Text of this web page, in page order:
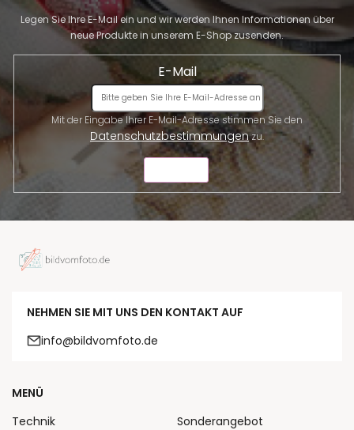
Legen Sie Ihre E-Mail ein und wir werden Ihnen Informationen über
neue Produkte in unserem E-Shop zusenden.
E-Mail
Datenschutzbestimmungenzu.
NEHMEN SIE MIT UNS DEN KONTAKT AUF
info@bildvomfoto.de
MENÜ
Technik
Sonderangebot